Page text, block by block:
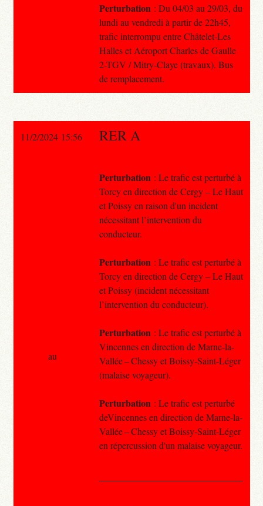
Perturbation : Du 04/03 au 29/03, du
lundi au vendredi à partir de 22h45,
trafic interrompu entre Châtelet-Les
Halles et Aéroport Charles de Gaulle
2-TGV / Mitry-Claye (travaux). Bus
de remplacement.
11/2/2024 15:56 RER A
Perturbation : Le trafic est perturbé à
Torcy en direction de Cergy – Le Haut
et Poissy en raison d'un incident
nécessitant l’intervention du
conducteur.
Perturbation : Le trafic est perturbé à
Torcy en direction de Cergy – Le Haut
et Poissy (incident nécessitant
l’intervention du conducteur).
Perturbation : Le trafic est perturbé à
Vincennes en direction de Marne-la-
Vallée – Chessy et Boissy-Saint-Léger
(malaise voyageur).
Perturbation : Le trafic est perturbé
deVincennes en direction de Marne-la-
Vallée – Chessy et Boissy-Saint-Léger
en répercussion d'un malaise voyageur.
au